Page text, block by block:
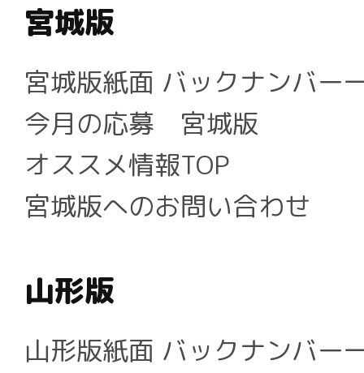
宮城版
宮城版紙面 バックナンバー
今月の応募 宮城版
オススメ情報TOP
宮城版へのお問い合わせ
山形版
山形版紙面 バックナンバー